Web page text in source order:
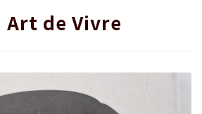
Art de Vivre